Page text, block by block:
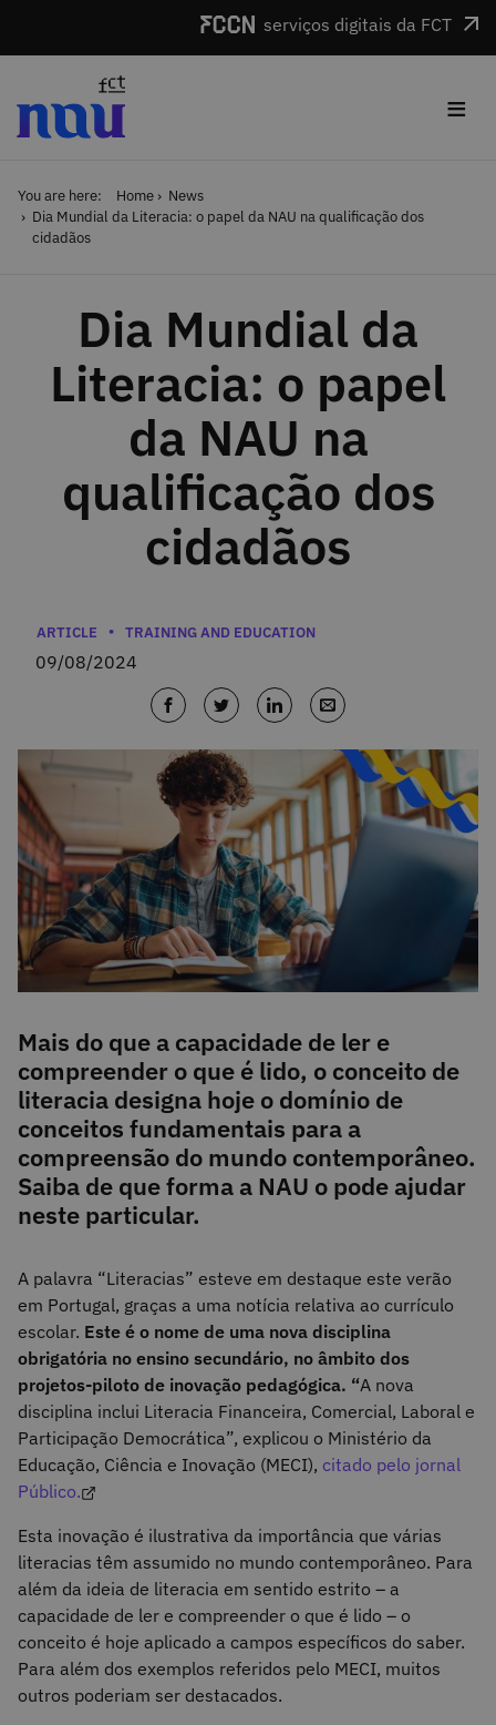
serviços digitais da FCT
≡
You are here: Home
News
Dia Mundial da Literacia: o papel da NAU na qualificação dos
cidadãos
Dia Mundial da
Literacia: o papel
da NAU na
qualificação dos
cidadãos
Categories
ARTICLE TRAINING AND EDUCATION
09/08/2024
Mais do que a capacidade de ler e
compreender o que é lido, o conceito de
literacia designa hoje o domínio de
conceitos fundamentais para a
compreensão do mundo contemporâneo.
Saiba de que forma a NAU o pode ajudar
neste particular.
A palavra “Literacias” esteve em destaque este verão
em Portugal, graças a uma notícia relativa ao currículo
escolar. Este é o nome de uma nova disciplina
obrigatória no ensino secundário, no âmbito dos
projetos-piloto de inovação pedagógica. “A nova
disciplina inclui Literacia Financeira, Comercial, Laboral e
Participação Democrática”, explicou o Ministério da
Educação, Ciência e Inovação (MECI), citado pelo jornal
Público.
Esta inovação é ilustrativa da importância que várias
literacias têm assumido no mundo contemporâneo. Para
além da ideia de literacia em sentido estrito – a
capacidade de ler e compreender o que é lido – o
conceito é hoje aplicado a campos específicos do saber.
Para além dos exemplos referidos pelo MECI, muitos
outros poderiam ser destacados.